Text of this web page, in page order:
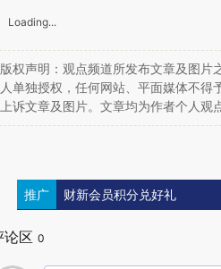
Loading...
版权声明：观点频道所发布文章及图片
人单独授权，任何网站、平面媒体不
上诉文章及图片。文章均为作者个人观
推广 财新会员积分兑好礼
论区 0